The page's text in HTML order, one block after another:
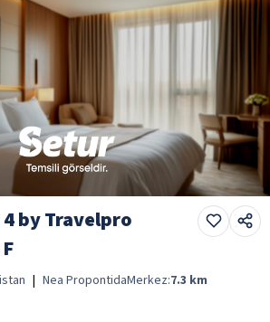
by Travelpro
| Nea PropontidaMerkez:7.3 km